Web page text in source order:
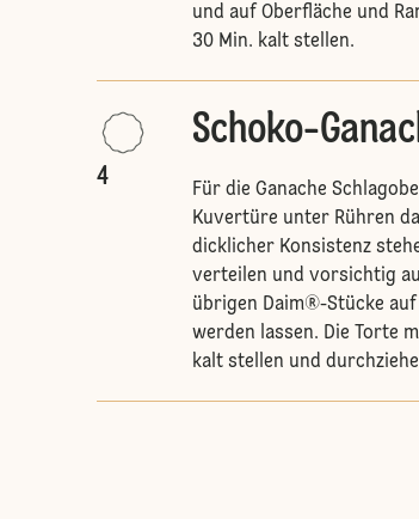
und auf Oberfläche und
30 Min. kalt stellen.
4
Schoko-
Für die Ganache
Kuvertüre unter Rühren
dicklicher Konsistenz
verteilen und vorsichtig
übrigen Daim®-Stücke
werden lassen. Die Torte
kalt stellen und